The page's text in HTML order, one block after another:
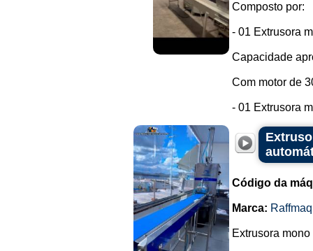
Composto por:
- 01 Extrusora
Capacidade
Com motor de
- 01 Extrusora
Código da
Marca: Raffmaq
Extrusora